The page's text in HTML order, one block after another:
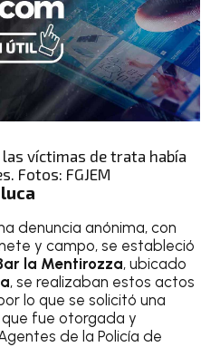
víctimas de trata había
Fotos: FGJEM
denuncia anónima, con
y campo, se estableció
la Mentirozza, ubicado
, se realizaban estos actos
lo que se solicitó una
que fue otorgada y
de la Policía de